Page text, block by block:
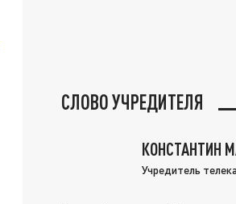
СЛОВО УЧРЕДИТЕЛЯ
КОНСТАНТИН
Учредитель